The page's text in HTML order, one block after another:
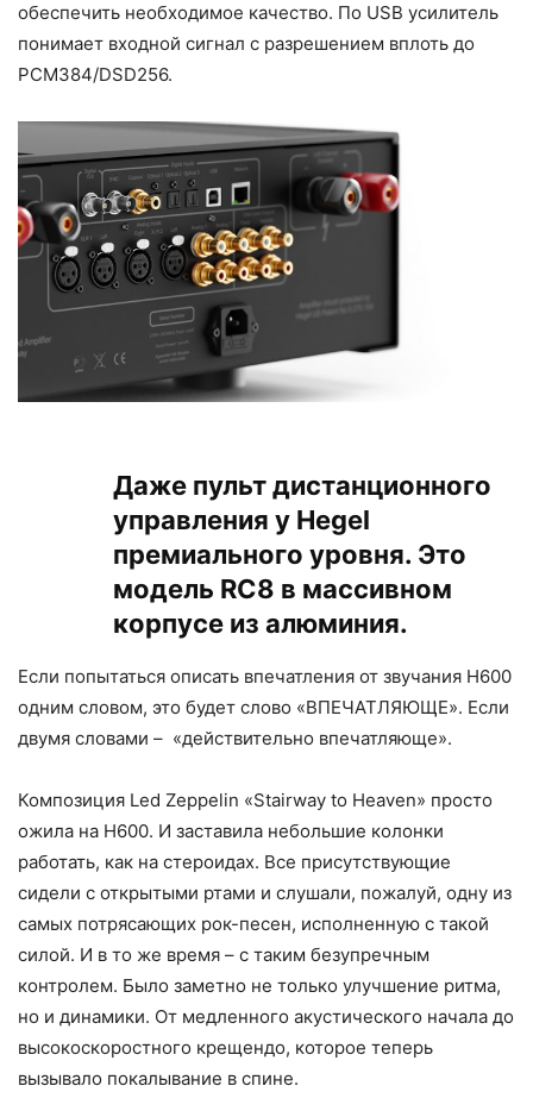
обеспечить необходимое качество. По USB усилитель
понимает входной сигнал с разрешением вплоть до
PCM384/DSD256.
Даже пульт дистанционного
управления у Hegel
премиального уровня. Это
модель RC8 в массивном
корпусе из алюминия.
Если попытаться описать впечатления от звучания H600
одним словом, это будет слово «ВПЕЧАТЛЯЮЩЕ». Если
двумя словами – «действительно впечатляюще».
Композиция Led Zeppelin «Stairway to Heaven» просто
ожила на H600. И заставила небольшие колонки
работать, как на стероидах. Все присутствующие
сидели с открытыми ртами и слушали, пожалуй, одну из
самых потрясающих рок-песен, исполненную с такой
силой. И в то же время – с таким безупречным
контролем. Было заметно не только улучшение ритма,
но и динамики. От медленного акустического начала до
высокоскоростного крещендо, которое теперь
вызывало покалывание в спине.